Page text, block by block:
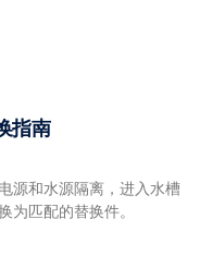
指南
源和水源隔离，进入水槽
为匹配的替换件。